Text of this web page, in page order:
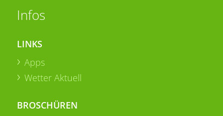
Infos
LINKS
Apps
Wetter Aktuell
BROSCHÜREN